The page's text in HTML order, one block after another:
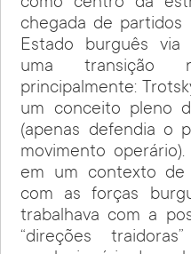
chegada de
Estado burguês via
uma transição
principalmente:
um conceito pleno
(apenas defendia o
movimento
em um contexto de
com as forças
trabalhava com a
“direções